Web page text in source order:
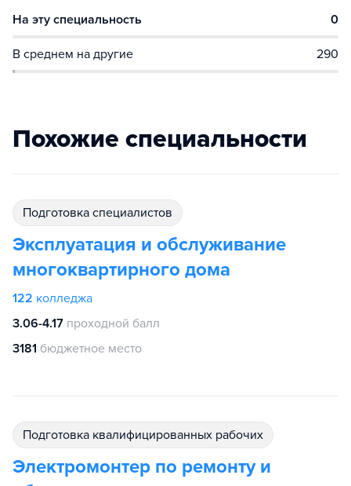
На эту специальность 0
В среднем на другие 290
Похожие специальности
подготовка специалистов
Эксплуатация и обслуживание
многоквартирного дома
122 колледжа
3.06-4.17 проходной балл
3181 бюджетное место
подготовка квалифицированных рабочих
Электромонтер по ремонту и